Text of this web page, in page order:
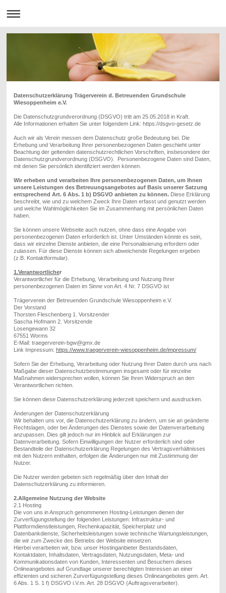
Datenschutzerklärung Trägerverein d. Betreuenden Grundschule
Wiesoppenheim e.V.
Die Datenschutzgrundverordnung (DSGVO) tritt am 25.05.2018 in Kraft.
Alle Informationen erhalten Sie unter folgendem Link: https://dsgvo-gesetz.de
Auch wir als Verein messen dem Datenschutz große Bedeutung bei. Die
Erhebung und Verarbeitung Ihrer personenbezogenen Daten geschieht unter
Beachtung der geltenden datenschutzrechtlichen Vorschriften, insbesondere der
Datenschutzgrundverordnung (DSGVO).
Personenbezogene Daten sind Daten,
mit denen Sie persönlich identifiziert werden können.
Wir erheben und verarbeiten Ihre personenbezogenen Daten, um Ihnen
unsere Leistungen des Betreuungsangebotes auf Basis unserer Satzung
entsprechend Art. 6 Abs. 1 b) DSGVO anbieten zu können. Diese Erklärung
beschreibt, wie und zu welchem Zweck Ihre Daten erfasst und genutzt werden
und welche Wahlmöglichkeiten Sie im Zusammenhang mit persönlichen Daten
haben.
Sie können unsere Webseite auch nutzen, ohne dass eine Angabe von
personenbezogenen Daten erforderlich ist. Unter Umständen könnte es sein,
dass wir einzelne Dienste anbieten, die eine Personalisierung erfordern oder
zulassen. Für diese Dienste können sich abweichende Regelungen ergeben
(z.B. Kontaktformular).
1.Verantwortlicher
Verantwortlicher für die Erhebung, Verarbeitung und Nutzung Ihrer
personenbezogenen Daten im Sinne von Art. 4 Nr. 7 DSGVO ist
Trägerverein der Betreuenden Grundschule Wiesoppenheim e.V.
Der Vorstand
Thorsten Fleschenberg 1. Vorsitzender
Sascha Hofmann 2. Vorsitzende
Losengewann 32
67551 Worms
E-Mail: traegerverein-bgw@gmx.de
Link Impressum: https://www.traegerverein-wiesoppenheim.de/impressum/
Sofern Sie der Erhebung, Verarbeitung oder Nutzung Ihrer Daten durch uns nach
Maßgabe dieser Datenschutzbestimmungen insgesamt oder für einzelne
Maßnahmen widersprechen wollen, können Sie Ihren Widerspruch an den
Verantwortlichen richten.
Sie können diese Datenschutzerklärung jederzeit speichern und ausdrucken.
Änderungen der Datenschutzerklärung
Wir behalten uns vor, die Datenschutzerklärung zu ändern, um sie an geänderte
Rechtslagen, oder bei Änderungen des Dienstes sowie der Datenverarbeitung
anzupassen. Dies gilt jedoch nur im Hinblick auf Erklärungen zur
Datenverarbeitung. Sofern Einwilligungen der Nutzer erforderlich sind oder
Bestandteile der Datenschutzerklärung Regelungen des Vertragsverhältnisses
mit den Nutzern enthalten, erfolgen die Änderungen nur mit Zustimmung der
Nutzer.
Die Nutzer werden gebeten sich regelmäßig über den Inhalt der
Datenschutzerklärung zu informieren.
2.Allgemeine Nutzung der Website
2.1 Hosting
Die von uns in Anspruch genommenen Hosting-Leistungen dienen der
Zurverfügungstellung der folgenden Leistungen: Infrastruktur- und
Plattformdienstleistungen, Rechenkapazität, Speicherplatz und
Datenbankdienste, Sicherheitsleistungen sowie technische Wartungsleistungen,
die wir zum Zwecke des Betriebs der Website einsetzen.
Hierbei verarbeiten wir, bzw. unser Hostinganbieter Bestandsdaten,
Kontaktdaten, Inhaltsdaten, Vertragsdaten, Nutzungsdaten, Meta- und
Kommunikationsdaten von Kunden, Interessenten und Besuchern dieses
Onlineangebotes auf Grundlage unserer berechtigten Interessen an einer
effizienten und sicheren Zurverfügungstellung dieses Onlineangebotes gem. Art.
6Abs. 1 S. 1 f) DSGVO i.V.m. Art. 28DSGVO (Auftragsverarbeiter).